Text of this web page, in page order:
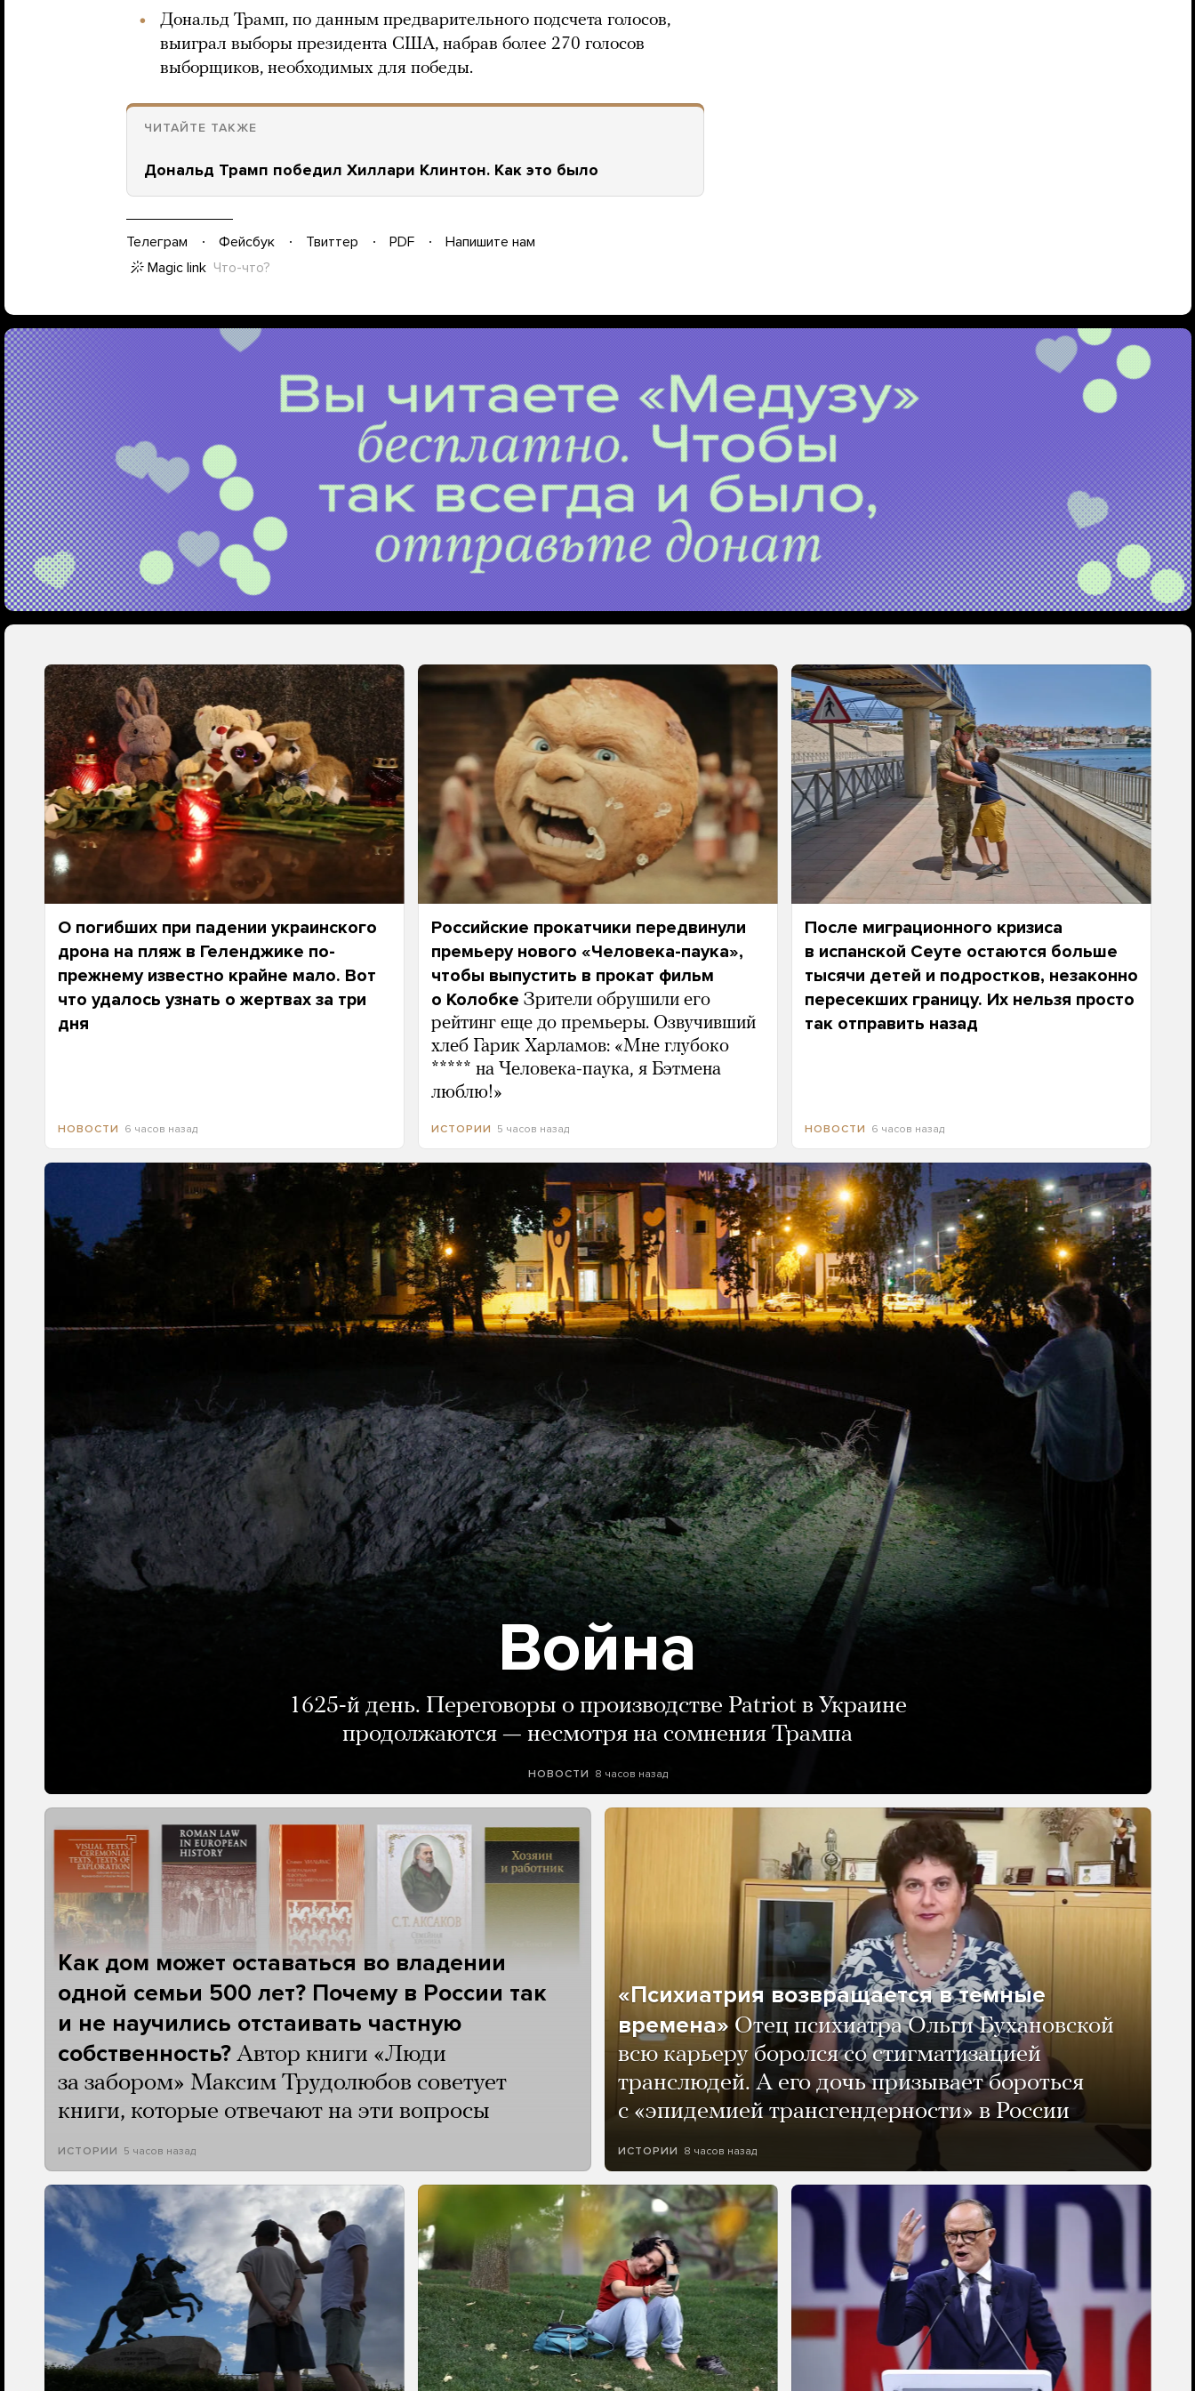
Дональд Трамп, по данным предварительного подсчета голосов,
выиграл выборы президента США, набрав более 270 голосов
выборщиков, необходимых для победы.
ЧИТАЙТЕ ТАКЖЕ
Дональд Трамп победил Хиллари Клинтон. Как это было
Телеграм Фейсбук Твиттер PDF
Напишите нам
Magic link Что-что?
О погибших при падении украинского
дрона на пляж в Геленджике по-
прежнему известно крайне мало. Вот
что удалось узнать о жертвах за три
дня
НОВОСТИ 6 часов назад
Российские прокатчики передвинули
премьеру нового «Человека-паука»,
чтобы выпустить в прокат фильм
о Колобке Зрители обрушили его
рейтинг еще до премьеры. Озвучивший
хлеб Гарик Харламов: «Мне глубоко
***** на Человека-паука, я Бэтмена
люблю!»
ИСТОРИИ 5 часов назад
После миграционного кризиса
в испанской Сеуте остаются больше
тысячи детей и подростков, незаконно
пересекших границу. Их нельзя просто
так отправить назад
НОВОСТИ 6 часов назад
Война
1625-й день. Переговоры о производстве Patriot в Украине
продолжаются — несмотря на сомнения Трампа
НОВОСТИ 8 часов назад
Как дом может оставаться во владении
одной семьи 500 лет? Почему в России так
и не научились отстаивать частную
собственность? Автор книги «Люди
за забором» Максим Трудолюбов советует
книги, которые отвечают на эти вопросы
ИСТОРИИ 5 часов назад
«Психиатрия возвращается в темные
времена» Отец психиатра Ольги Бухановской
всю карьеру боролся со стигматизацией
транслюдей. А его дочь призывает бороться
с «эпидемией трансгендерности» в России
ИСТОРИИ 8 часов назад